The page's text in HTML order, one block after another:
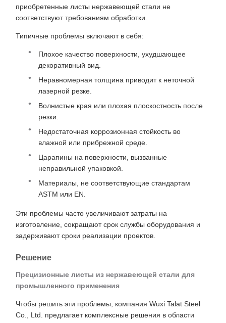
приобретенные листы нержавеющей стали не
соответствуют требованиям обработки.
Типичные проблемы включают в себя:
Плохое качество поверхности, ухудшающее
декоративный вид.
Неравномерная толщина приводит к неточной
лазерной резке.
Волнистые края или плохая плоскостность после
резки.
Недостаточная коррозионная стойкость во
влажной или прибрежной среде.
Царапины на поверхности, вызванные
неправильной упаковкой.
Материалы, не соответствующие стандартам
ASTM или EN.
Эти проблемы часто увеличивают затраты на
изготовление, сокращают срок службы оборудования и
задерживают сроки реализации проектов.
Решение
Прецизионные листы из нержавеющей стали для
промышленного применения
Чтобы решить эти проблемы, компания Wuxi Talat Steel
Co., Ltd. предлагает комплексные решения в области